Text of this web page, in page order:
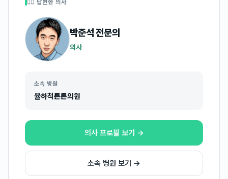
👩‍⚕️ 답변한 의사
박준석전문의
의사
소속 병원
율하척튼튼의원
의사 프로필 보기 →
소속 병원 보기 →